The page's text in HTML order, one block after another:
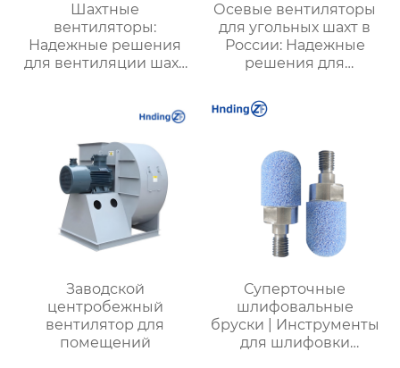
Шахтные
вентиляторы:
Надежные решения
для вентиляции шахт
Осевые вентиляторы
для угольных шахт в
России: Надежные
решения для
вентиляции и
безопасности
Заводской
центробежный
вентилятор для
помещений
Суперточные
шлифовальные
бруски | Инструменты
для шлифовки